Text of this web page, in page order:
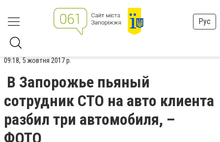
Рус
09:18, 5 жовтня 2017 р.
В Запорожье пьяный
сотрудник СТО на авто клиента
разбил три автомобиля, –
ФОТО